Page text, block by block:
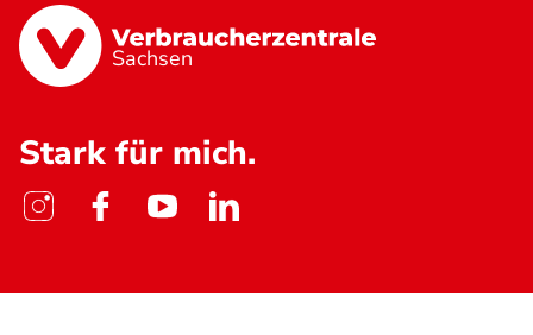
Sachsen
Stark für mich.